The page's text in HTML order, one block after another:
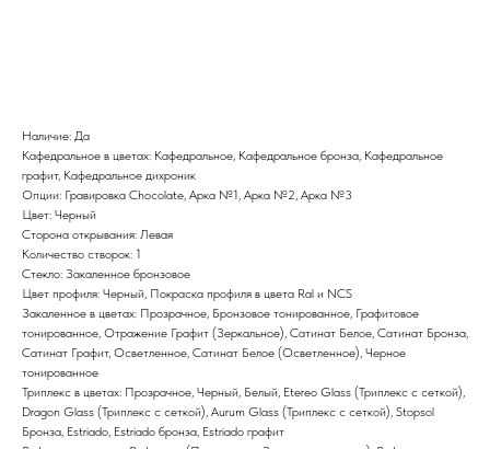
Наличие: Да
Кафедральное в цветах: Кафедральное, Кафедральное бронза, Кафедральное
графит, Кафедральное дихроник
Опции: Гравировка Chocolate, Арка №1, Арка №2, Арка №3
Цвет: Черный
Сторона открывания: Левая
Количество створок: 1
Стекло: Закаленное бронзовое
Цвет профиля: Черный, Покраска профиля в цвета Ral и NCS
Закаленное в цветах: Прозрачное, Бронзовое тонированное, Графитовое
тонированное, Отражение Графит (Зеркальное), Сатинат Белое, Сатинат Бронза,
Сатинат Графит, Осветленное, Сатинат Белое (Осветленное), Черное
тонированное
Триплекс в цветах: Прозрачное, Черный, Белый, Etereo Glass (Триплекс с сеткой),
Dragon Glass (Триплекс с сеткой), Aurum Glass (Триплекс с сеткой), Stopsol
Бронза, Estriado, Estriado бронза, Estriado графит